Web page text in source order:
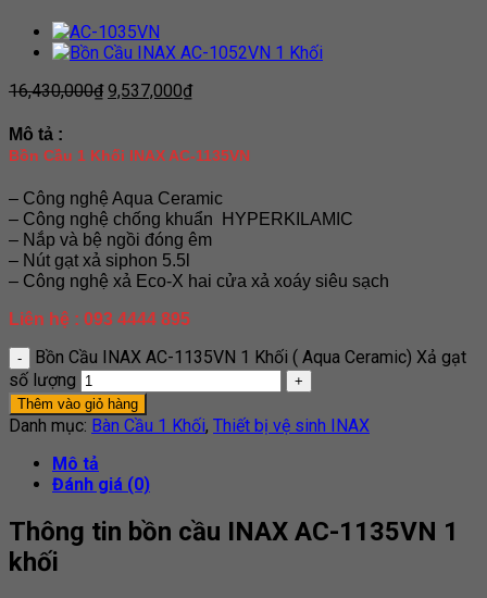
16,430,000₫ 9,537,000₫
Mô tả :
Bồn Cầu 1 Khối INAX AC-1135VN
– Công nghệ Aqua Ceramic
– Công nghệ chống khuẩn HYPERKILAMIC
– Nắp và bệ ngồi đóng êm
– Nút gạt xả siphon 5.5l
– Công nghệ xả Eco-X hai cửa xả xoáy siêu sạch
Liên hệ : 093 4444 895
Bồn Cầu INAX AC-1135VN 1 Khối ( Aqua Ceramic) Xả gạt
số lượng
Thêm vào giỏ hàng
Danh mục: Bàn Cầu 1 Khối, Thiết bị vệ sinh INAX
Mô tả
Đánh giá (0)
Thông tin bồn cầu INAX AC-1135VN 1
khối